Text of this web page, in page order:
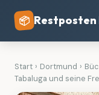
📦
Start › Dortmund ›
Tabaluga und seine